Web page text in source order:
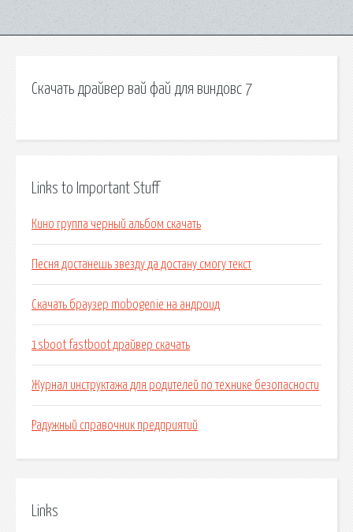
Скачать драйвер вай фай для виндовс 7
Links to Important Stuff
Кино группа черный альбом скачать
Песня достанешь звезду да достану смогу текст
Скачать браузер mobogenie на андроид
1sboot fastboot драйвер скачать
Журнал инструктажа для родителей по технике безопасности
Радужный справочник предприятий
Links